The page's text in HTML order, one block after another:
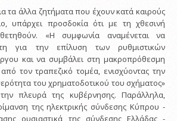
τα άλλα ζητήματα που έχουν κατά καιρούς
υπάρχει προσδοκία ότι με τη χθεσινή
«Η συμφωνία αναμένεται να
για την επίλυση των ρυθμιστικών
και να συμβάλει στη μακροπρόθεσμη
τον τραπεζικό τομέα, ενισχύοντας την
του χρηματοδοτικού του σχήματος»
πλευρά της κυβέρνησης. Παράλληλα,
της ηλεκτρικής σύνδεσης Κύπρου -
ουσιαστικά της σύνδεσης Ελλάδας -